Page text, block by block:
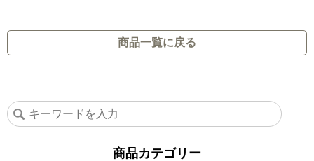
商品一覧に戻る
商品カテゴリー